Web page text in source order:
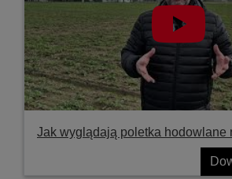
Jak wyglądają poletka hodowlane